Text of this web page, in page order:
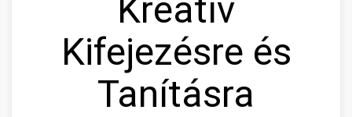
Kreatív
Kifejezésre és
Tanításra